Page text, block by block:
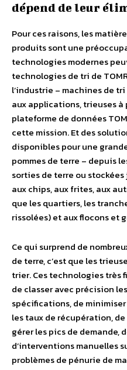
dépend de leur
Pour ces raisons, les
produits sont une
technologies modernes
technologies de tri de
l’industrie – machines de
aux applications, trieuses à
plateforme de données
cette mission. Et des
disponibles pour une
pommes de terre – depuis
sorties de terre ou
aux chips, aux frites, aux
que les quartiers, les
rissolées) et aux flocons et
Ce qui surprend de
de terre, c’est que les
trier. Ces technologies
de classer avec précision
spécifications, de
les taux de récupération,
gérer les pics de demande,
d’interventions manuelles
problèmes de pénurie de